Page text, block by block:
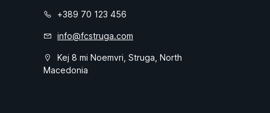
+389 70 123 456
info@fcstruga.com
Kej 8 mi Noemvri, Struga, North
Macedonia